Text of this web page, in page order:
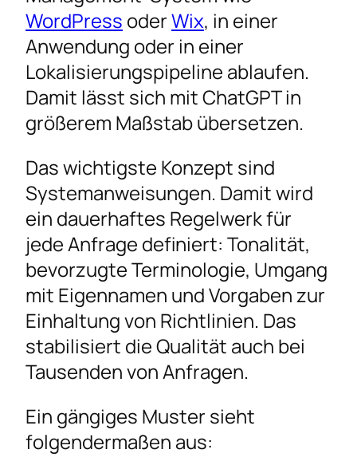
WordPress oderWix, in einer
Anwendung oder in einer
Lokalisierungspipeline ablaufen.
Damit lässt sich mit ChatGPT in
größerem Maßstab übersetzen.
Das wichtigste Konzept sind
Systemanweisungen. Damit wird
ein dauerhaftes Regelwerk für
jede Anfrage definiert: Tonalität,
bevorzugte Terminologie, Umgang
mit Eigennamen und Vorgaben zur
Einhaltung von Richtlinien. Das
stabilisiert die Qualität auch bei
Tausenden von Anfragen.
Ein gängiges Muster sieht
folgendermaßen aus: